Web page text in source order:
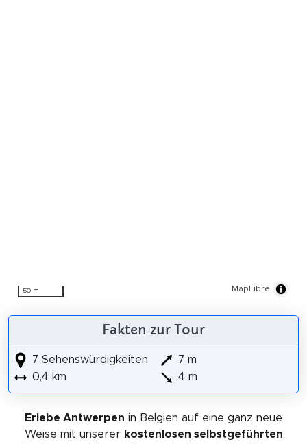
50 m MapLibre
Fakten zur Tour
7 Sehenswürdigkeiten
0,4 km
7 m
4 m
Erlebe Antwerpen in Belgien auf eine ganz neue
Weise mit unserer kostenlosen selbstgeführten